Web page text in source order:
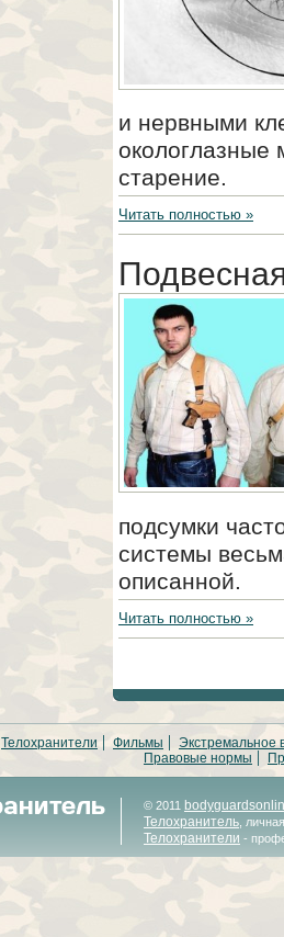
и нервными
окологлазные
старение.
Читать полностью »
подсумки
системы
описанной.
Читать полностью »
Телохранители Фильмы
Экстремальное
Правовые нормы
© 2011
Телохранитель ,
Телохранители -